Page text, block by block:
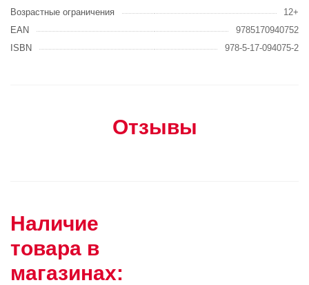
Возрастные ограничения
12+
EAN
9785170940752
ISBN
978-5-17-094075-2
Отзывы
Наличие
товара в
магазинах: